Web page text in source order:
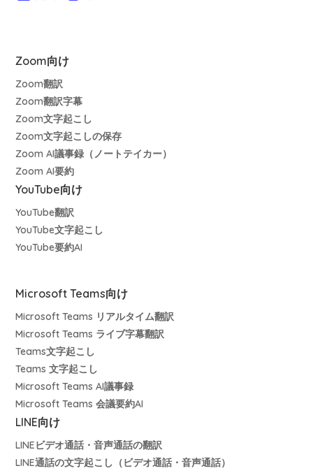
Zoom向け
Zoom翻訳
Zoom翻訳字幕
Zoom文字起こし
Zoom文字起こしの保存
Zoom AI議事録（ノートテイカー）
Zoom AI要約
YouTube向け
YouTube翻訳
YouTube文字起こし
YouTube要約AI
Microsoft Teams向け
Microsoft Teams リアルタイム翻訳
Microsoft Teams ライブ字幕翻訳
Teams文字起こし
Teams 文字起こし
Microsoft Teams AI議事録
Microsoft Teams 会議要約AI
LINE向け
LINEビデオ通話・音声通話の翻訳
LINE通話の文字起こし（ビデオ通話・音声通話）